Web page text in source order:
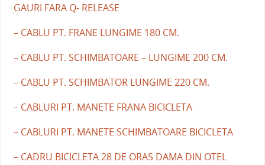
GAURI FARA Q- RELEASE
– CABLU PT. FRANE LUNGIME 180 CM.
– CABLU PT. SCHIMBATOARE – LUNGIME 200 CM.
– CABLU PT. SCHIMBATOR LUNGIME 220 CM.
– CABLURI PT. MANETE FRANA BICICLETA
– CABLURI PT. MANETE SCHIMBATOARE BICICLETA
– CADRU BICICLETA 28 DE ORAS DAMA DIN OTEL